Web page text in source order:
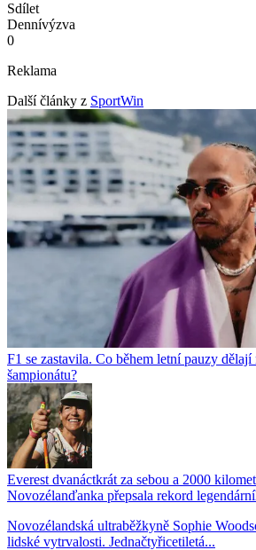
Sdílet
Dennívýzva
0
Reklama
Další články z SportWin
F1 se zastavila. Co během letní pauzy
šampionátu?
Everest dvanáctkrát za sebou a 2000
Novozélanďanka přepsala rekord
Novozélandská ultraběžkyně Sophie
lidské vytrvalosti. Jednačtyřicetiletá...